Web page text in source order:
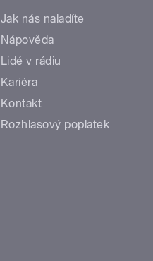
Jak nás naladíte
Nápověda
Lidé v rádiu
Kariéra
Kontakt
Rozhlasový poplatek